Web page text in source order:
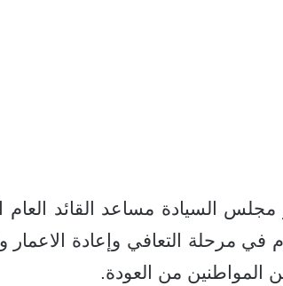
السيادة مساعد القائد العام
مرحلة التعافي وإعادة الاعمار
المواطنين من العودة.